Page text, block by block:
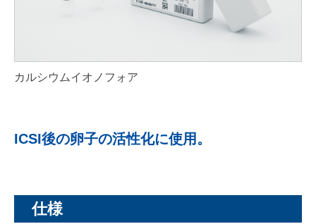
カルシウムイオノフォア
ICSI後の卵子の活性化に使用。
仕様